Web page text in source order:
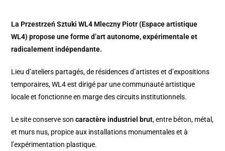
La Przestrzeń Sztuki WL4 Mleczny Piotr (Espace artistique
WL4) propose une forme d’art autonome, expérimentale et
radicalement indépendante.
Lieu d’ateliers partagés, de résidences d’artistes et d’expositions
temporaires, WL4 est dirigé par une communauté artistique
locale et fonctionne en marge des circuits institutionnels.
Le site conserve soncaractère industriel brut, entre béton, métal,
et murs nus, propice aux installations monumentales et à
l’expérimentation plastique.